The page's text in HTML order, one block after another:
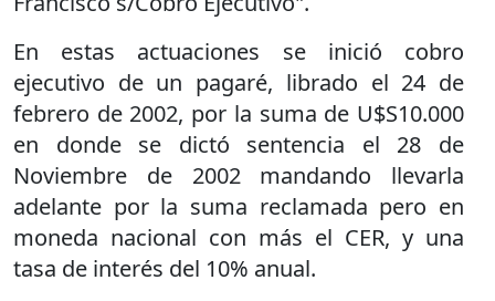
En estas actuaciones se inició cobro
ejecutivo de un pagaré, librado el 24 de
febrero de 2002, por la suma de U$S10.000
en donde se dictó sentencia el 28 de
Noviembre de 2002 mandando llevarla
adelante por la suma reclamada pero en
moneda nacional con más el CER, y una
tasa de interés del 10% anual.